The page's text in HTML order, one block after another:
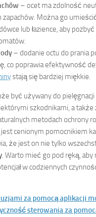
– ocet ma zdolność
zapachów. Można go
lub łazience, aby pozbyć
– dodanie octu do prania
co poprawia efektywność
stają się bardziej miękkie.
być używany do
szkodnikami, a
metodach ochrony
cenionym pomocnikiem
że jest on nie tylko
. Warto mieć go pod ręką, aby
w codziennych
za pomocą aplikacji
sterowania za